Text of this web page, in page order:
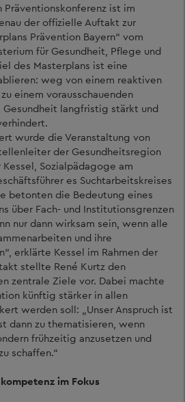
ist im
der offizielle Auftakt zur
Prävention Bayern“ vom
für Gesundheit, Pflege und
des Masterplans ist eine
weg von einem reaktiven
einem vorausschauenden
Gesundheit langfristig stärkt und
wurde die Veranstaltung von
der Gesundheitsregion
Sozialpädagoge am
es Suchtarbeitskreises
betonten die Bedeutung eines
über Fach- und Institutionsgrenzen
nur dann wirksam sein, wenn alle
und ihre
erklärte Kessel im Rahmen der
stellte René Kurtz den
zentrale Ziele vor. Dabei machte
künftig stärker in allen
werden soll: „Unser Anspruch ist
dann zu thematisieren, wenn
frühzeitig anzusetzen und
schaffen.“
im Fokus